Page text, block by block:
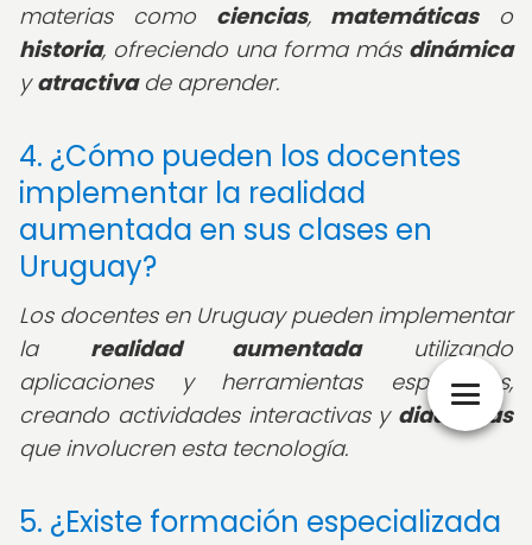
materias como ciencias, matemáticaso
historia, ofreciendo una forma más dinámica
yatractivade aprender.
4. ¿Cómo pueden los docentes
implementar la realidad
aumentada en sus clases en
Uruguay?
Los docentes en Uruguay pueden implementar
la realidad aumentadautilizando
aplicaciones y herramientas específicas,
creando actividades interactivas y didácticas
que involucren esta tecnología.
5. ¿Existe formación especializada